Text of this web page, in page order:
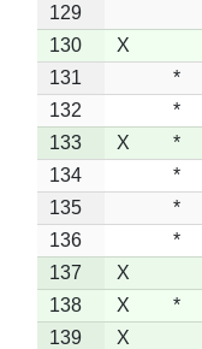
129
130
X
131
*
132
*
133
X *
134
*
135
*
136
*
137
X
138
X *
139
X